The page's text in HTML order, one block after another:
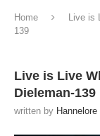
Home
Live is
139
Live is Live
Dieleman-139
written by